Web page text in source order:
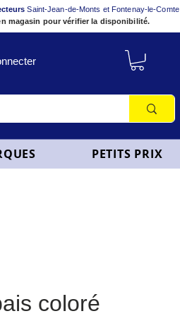
Saint-Jean-de-Monts et Fontenay-le-Comte
magasin pour vérifier la disponibilité.
PETITS PRIX
coloré